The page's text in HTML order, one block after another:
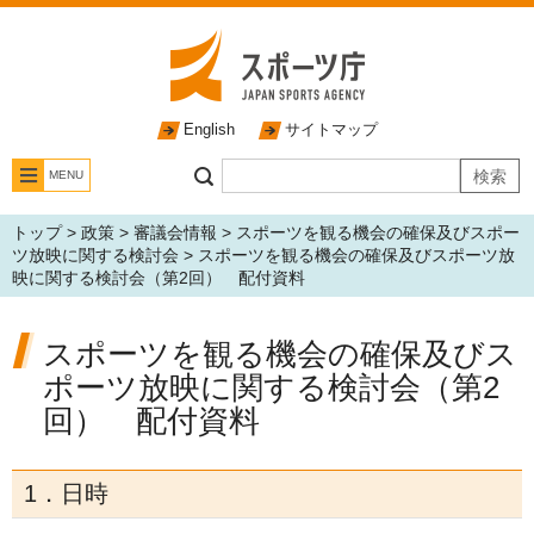
English サイトマップ
MENU
トップ> 政策 > 審議会情報 > スポーツを観る機会の確保及びスポー
ツ放映に関する検討会 > スポーツを観る機会の確保及びスポーツ放
映に関する検討会（第2回） 配付資料
スポーツを観る機会の確保及びス
ポーツ放映に関する検討会（第2
回） 配付資料
1．日時